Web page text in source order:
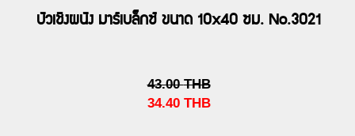
บัวเชิงผนัง มาร์เบล็กซ์ ขนาด 10x40 ซม. No.3021
43.00 THB
34.40 THB